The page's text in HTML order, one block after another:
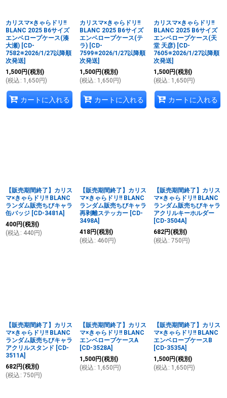
カリスマ×きゃらドリ!!
BLANC 2025 B6サイズ
エンベロープケース(湊
大瀬) [CD-
7582※2026/1/27以降順
次発送]
1,500円 (税別)
(税込 : 1,650 円)
カートに入れる
カリスマ×きゃらドリ!!
BLANC 2025 B6サイズ
エンベロープケース(テ
ラ) [CD-
7599※2026/1/27以降順
次発送]
1,500円 (税別)
(税込 : 1,650 円)
カートに入れる
カリスマ×きゃらドリ!!
BLANC 2025 B6サイズ
エンベロープケース(天
堂 天彦) [CD-
7605※2026/1/27以降順
次発送]
1,500円 (税別)
(税込 : 1,650 円)
カートに入れる
【販売期間終了】カリス
マ×きゃらドリ!! BLANC
ランダム販売ちびキャラ
缶バッジ [CD-3481A]
400円 (税別)
(税込 : 440 円)
【販売期間終了】カリス
マ×きゃらドリ!! BLANC
ランダム販売ちびキャラ
再剥離ステッカー [CD-
3498A]
418円 (税別)
(税込 : 460 円)
【販売期間終了】カリス
マ×きゃらドリ!! BLANC
ランダム販売ちびキャラ
アクリルキーホルダー
[CD-3504A]
682円 (税別)
(税込 : 750 円)
【販売期間終了】カリス
マ×きゃらドリ!! BLANC
ランダム販売ちびキャラ
アクリルスタンド [CD-
3511A]
682円 (税別)
(税込 : 750 円)
【販売期間終了】カリス
マ×きゃらドリ!! BLANC
エンベロープケースA
[CD-3528A]
1,500円 (税別)
(税込 : 1,650 円)
【販売期間終了】カリス
マ×きゃらドリ!! BLANC
エンベロープケースB
[CD-3535A]
1,500円 (税別)
(税込 : 1,650 円)